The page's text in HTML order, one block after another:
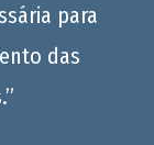
para
das